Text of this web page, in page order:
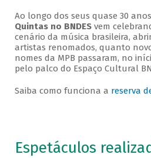
Ao longo dos seus quase 30
Quintas no BNDESvem
cenário da música brasileira,
artistas renomados, quanto
nomes da MPB passaram, no
pelo palco do Espaço Cultural
Saiba como funciona a reserva
Espetáculos